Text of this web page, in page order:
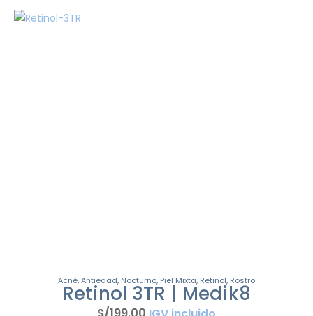
Acné,Antiedad, Nocturno, Piel Mixta, Retinol, Rostro
Retinol 3TR | Medik8